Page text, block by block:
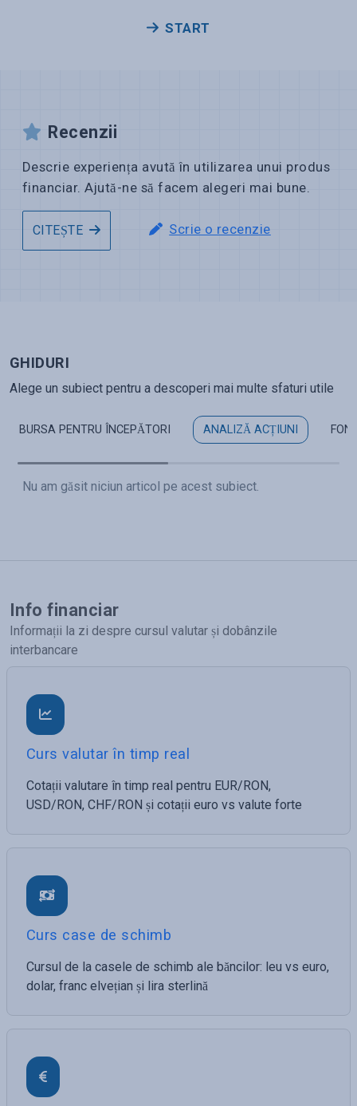
START
Recenzii
Descrie experiența avută în utilizarea unui produs
financiar. Ajută-ne să facem alegeri mai bune.
CITEȘTE Scrie o recenzie
GHIDURI
Alege un subiect pentru a descoperi mai multe sfaturi utile
BURSA PENTRU ÎNCEPĂTORI ANALIZĂ ACȚIUNI
Nu am găsit niciun articol pe acest subiect.
Info financiar
Informații la zi despre cursul valutar și dobânzile
interbancare
Curs valutar în timp real
Cotații valutare în timp real pentru EUR/RON,
USD/RON, CHF/RON și cotații euro vs valute forte
Curs case de schimb
Cursul de la casele de schimb ale băncilor: leu vs euro,
dolar, franc elvețian și lira sterlină